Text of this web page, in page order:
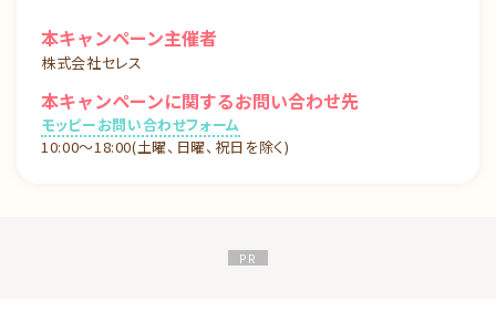
本キャンペーン主催者
株式会社セレス
本キャンペーンに関するお問い合わせ先
モッピーお問い合わせフォーム
10:00～18:00(土曜、日曜、祝日を除く)